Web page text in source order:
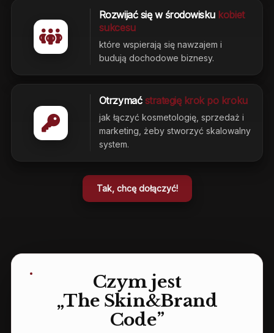
Rozwijać się w środowisku kobiet
sukcesu
które wspierają się nawzajem i
budują dochodowe biznesy.
Otrzymać strategię krok po kroku
jak łączyć kosmetologię, sprzedaż i
marketing, żeby stworzyć skalowalny
system.
Tak, chcę dołączyć!
Czym jest
„The Skin&Brand
Code”